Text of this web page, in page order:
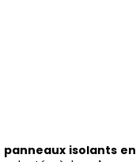
panneaux isolants en